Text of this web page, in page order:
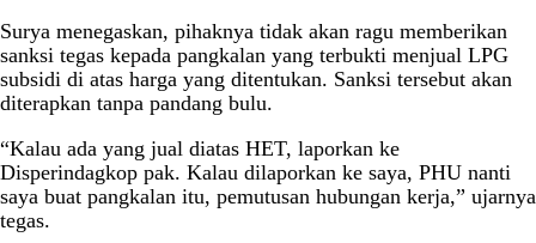
Surya menegaskan, pihaknya tidak akan ragu memberikan
sanksi tegas kepada pangkalan yang terbukti menjual LPG
subsidi di atas harga yang ditentukan. Sanksi tersebut akan
diterapkan tanpa pandang bulu.
“Kalau ada yang jual diatas HET, laporkan ke
Disperindagkop pak. Kalau dilaporkan ke saya, PHU nanti
saya buat pangkalan itu, pemutusan hubungan kerja,” ujarnya
tegas.